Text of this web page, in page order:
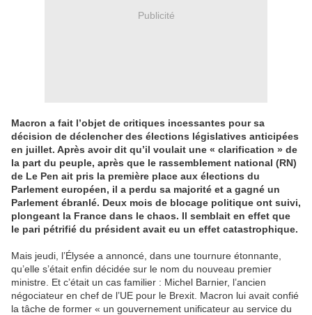
Publicité
Macron a fait l’objet de critiques incessantes pour sa
décision de déclencher des élections législatives anticipées
en juillet. Après avoir dit qu’il voulait une « clarification » de
la part du peuple, après que le rassemblement national (RN)
de Le Pen ait pris la première place aux élections du
Parlement européen, il a perdu sa majorité et a gagné un
Parlement ébranlé. Deux mois de blocage politique ont suivi,
plongeant la France dans le chaos. Il semblait en effet que
le pari pétrifié du président avait eu un effet catastrophique.
Mais jeudi, l’Élysée a annoncé, dans une tournure étonnante,
qu’elle s’était enfin décidée sur le nom du nouveau premier
ministre. Et c’était un cas familier : Michel Barnier, l’ancien
négociateur en chef de l’UE pour le Brexit. Macron lui avait confié
la tâche de former « un gouvernement unificateur au service du